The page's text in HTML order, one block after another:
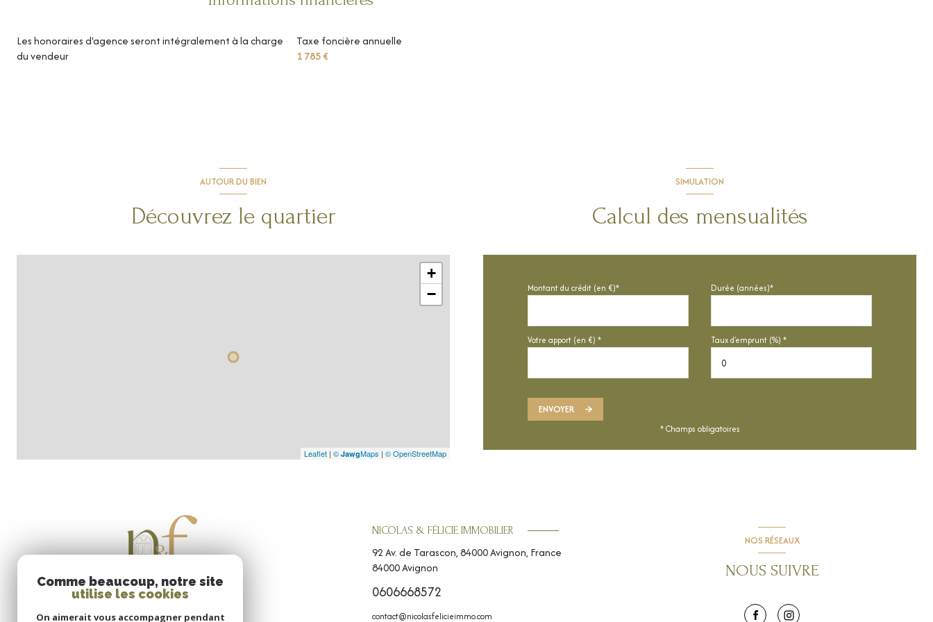
Les honoraires d'agence seront intégralement à la charge
du vendeur
Taxe foncière annuelle
1 785 €
AUTOUR DU BIEN
Découvrez le quartier
+
−
Leaflet | © JawgMaps | © OpenStreetMap
SIMULATION
Calcul des mensualités
Montant du crédit (en €)* Durée (années)*
Votre apport (en €) * Taux d'emprunt (%) *
ENVOYER
* Champs obligatoires
NICOLAS & FÉLICIE IMMOBILIER
92 Av. de Tarascon, 84000 Avignon, France
84000Avignon
0606668572
contact@nicolasfelicieimmo.com
NOS RÉSEAUX
NOUS SUIVRE
Comme beaucoup, notre site
utilise les cookies
On aimerait vous accompagner pendant